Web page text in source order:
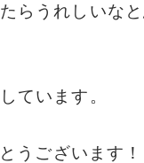
らうれしいな
ています。
うございます！